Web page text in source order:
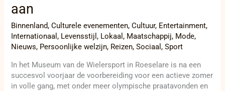
aan
Binnenland,Culturele evenementen,Cultuur, Entertainment,
Internationaal, Levensstijl, Lokaal, Maatschappij, Mode,
Nieuws, Persoonlijke welzijn, Reizen,Sociaal,Sport
In het Museum van de Wielersport in Roeselare is na een
succesvol voorjaar de voorbereiding voor een actieve zomer
in volle gang, met onder meer olympische praatavonden en